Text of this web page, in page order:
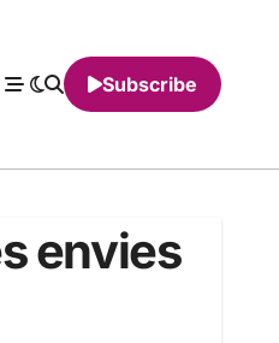
Subscribe
envies